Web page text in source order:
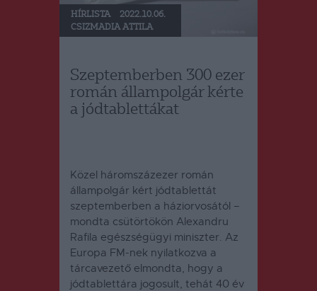
HÍRLISTA
2022.10.06.
CSIZMADIA ATTILA
Szeptemberben 300 ezer
román állampolgár kérte
a jódtablettákat
Közel háromszázezer román
állampolgár kért jódtablettát
szeptemberben a háziorvosától –
mondta csütörtökön Alexandru
Rafila egészségügyi miniszter. Az
Europa FM-nek nyilatkozva a
tárcavezető elmondta, hogy a
jódtablettára jogosult, tehát 40 év